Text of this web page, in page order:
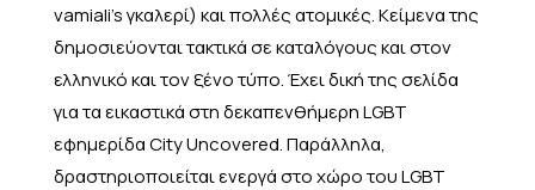
vamiali’s γκαλερί) και πολλές ατομικές. Κείμενα της
δημοσιεύονται τακτικά σε καταλόγους και στον
ελληνικό και τον ξένο τύπο. Έχει δική της σελίδα
για τα εικαστικά στη δεκαπενθήμερη LGBT
εφημερίδα City Uncovered. Παράλληλα,
δραστηριοποιείται ενεργά στο χώρο του LGBT